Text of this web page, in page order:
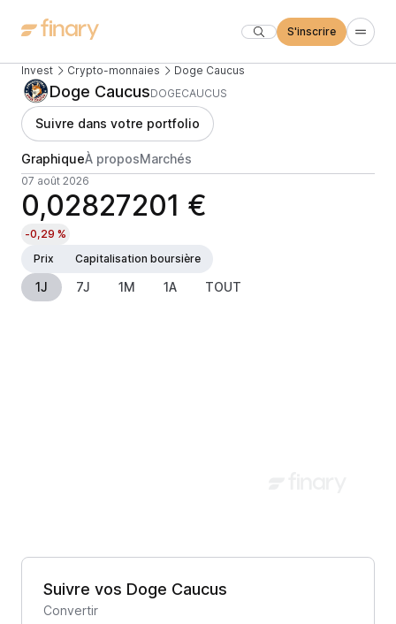
S'inscrire
Invest Crypto-monnaies Doge Caucus
Doge CaucusDOGECAUCUS
Suivre dans votre portfolio
GraphiqueÀ proposMarchés
07 août 2026
0,02827201 €
-0,29 %
Prix
Capitalisation boursière
1J 7J 1M 1A TOUT
Suivre vos Doge Caucus
Convertir